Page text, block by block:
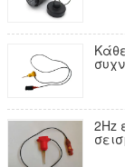
2Hz